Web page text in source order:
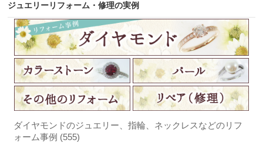
ジュエリーリフォーム・修理の実例
ダイヤモンドのジュエリー、指輪、ネックレスなどのリフ
ォーム事例 (555)